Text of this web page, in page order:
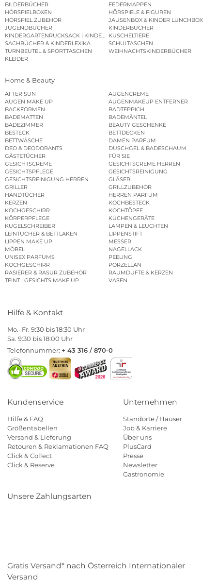
BILDERBÜCHER
FEDERMAPPEN
HÖRSPIELBOXEN
HÖRSPIELE & FIGUREN
HÖRSPIEL ZUBEHÖR
JAUSENBOX & KINDER LUNCHBOX
JUGENDBÜCHER
KINDERBÜCHER
KINDERGARTENRUCKSACK | KINDERGARTENBEUTEL
KUSCHELTIERE
SACHBÜCHER & KINDERLEXIKA
SCHULTASCHEN
TURNBEUTEL & SPORTTASCHEN
WEIHNACHTSKINDERBÜCHER
KLEIDER
Home & Beauty
AFTER SUN
AUGENCREME
AUGEN MAKE UP
AUGENMAKEUP ENTFERNER
BACKFORMEN
BADTEPPICH
BADEMATTEN
BADEMÄNTEL
BADEZIMMER
BEAUTY GESCHENKE
BESTECK
BETTDECKEN
BETTWÄSCHE
DAMEN PARFUM
DEO & DEODORANTS
DUSCHGEL & BADESCHAUM
GÄSTETÜCHER
FÜR SIE
GESICHTSCREME
GESICHTSCREME HERREN
GESICHTSPFLEGE
GESICHTSREINIGUNG
GESICHTSREINIGUNG HERREN
GLÄSER
GRILLER
GRILLZUBEHÖR
HANDTÜCHER
HERREN PARFUM
KERZEN
KOCHBESTECK
KOCHGESCHIRR
KOCHTÖPFE
KÖRPERPFLEGE
KÜCHENGERÄTE
KUGELSCHREIBER
LAMPEN & LEUCHTEN
LEINTÜCHER & BETTLAKEN
LIPPENSTIFT
LIPPEN MAKE UP
MESSER
MÖBEL
NAGELLACK
UNISEX PARFUMS
PEELING
KOCHGESCHIRR
PORZELLAN
RASIERER & RASUR ZUBEHÖR
RAUMDÜFTE & KERZEN
TEINT | GESICHTS MAKE UP
VASEN
Hilfe & Kontakt
Mo.–Fr. 9:30 bis 18:30 Uhr
Sa. 9:30 bis 18:00 Uhr
Telefonnummer: + 43 316 / 870-0
Kundenservice
Hilfe & FAQ
Größentabellen
Versand & Lieferung
Retouren & Reklamationen FAQ
Click & Collect
Click & Reserve
Unternehmen
Standorte / Häuser
Job & Karriere
Über uns
PlusCard
Presse
Newsletter
Gastronomie
Unsere Zahlungsarten
Gratis Versand* nach Österreich Internationaler
Versand